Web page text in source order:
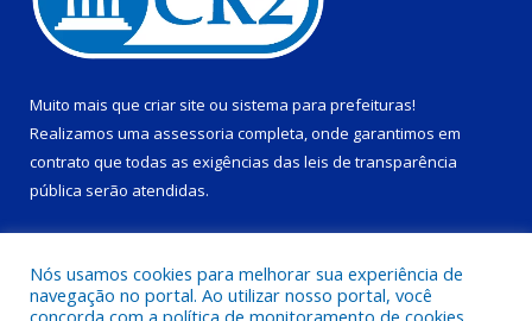
Muito mais que criar site ou sistema para prefeituras!
Realizamos uma assessoria completa, onde garantimos em
contrato que todas as exigências das leis de transparência
pública serão atendidas.
Nós usamos cookies para melhorar sua experiência de
navegação no portal. Ao utilizar nosso portal, você
concorda com a política de monitoramento de cookies.